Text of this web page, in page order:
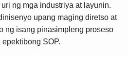
ng mga industriya at layunin.
upang maging diretso at
ng isang pinasimpleng proseso
SOP.